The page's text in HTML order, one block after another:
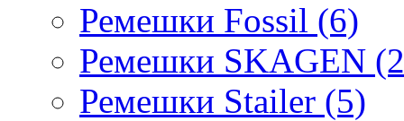
Ремешки Fossil (6)
Ремешки SKAGEN
Ремешки Stailer (5)